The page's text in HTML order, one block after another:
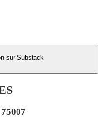
sur Substack